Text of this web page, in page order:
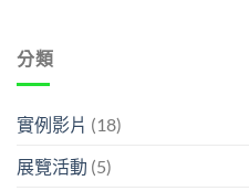
分類
實例影片 (18)
展覽活動 (5)